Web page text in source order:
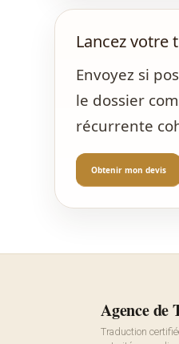
Lancez votre
Envoyez si
le dossier
récurrente
Obtenir mon devis
Agence
Traduction